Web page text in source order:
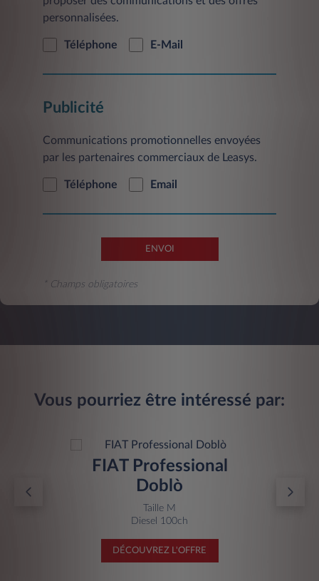
vous pouvez le faire à tout moment, sans frais,
en adressant votre demande à l’adresse mail
suivante: contact@leasys.com
postal à l’adresse suivante: Leasys France-
personnalisées.
Téléphone E-Mail
Publicité
Communications promotionnelles envoyées
par les partenaires commerciaux de Leasys.
Téléphone Email
ENVOI
* Champs obligatoires
Vous pourriez être intéressé par:
FIAT Professional
Doblò
Taille M
Diesel 100ch
DÉCOUVREZ L'OFFRE